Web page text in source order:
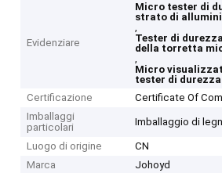
Evidenziare
Micro tester di
strato di
,
Tester di
della torretta
,
Micro
tester di
Certificazione
Certificate Of
Imballaggi
particolari
Imballaggio di
Luogo di origine
CN
Marca
Johoyd